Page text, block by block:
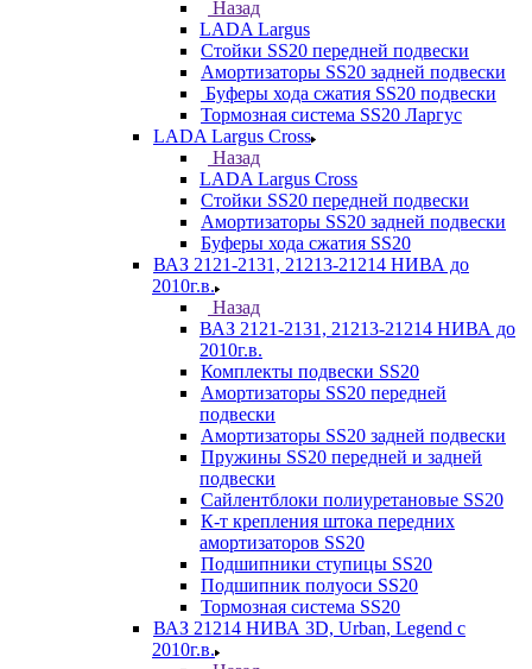
Назад
LADA Largus
Стойки SS20 передней подвески
Амортизаторы SS20 задней подвески
Буферы хода сжатия SS20 подвески
Тормозная система SS20 Ларгус
LADA Largus Cross
Назад
LADA Largus Cross
Стойки SS20 передней подвески
Амортизаторы SS20 задней подвески
Буферы хода сжатия SS20
ВАЗ 2121-2131, 21213-21214 НИВА до
2010г.в.
Назад
ВАЗ 2121-2131, 21213-21214 НИВА до
2010г.в.
Комплекты подвески SS20
Амортизаторы SS20 передней
подвески
Амортизаторы SS20 задней подвески
Пружины SS20 передней и задней
подвески
Сайлентблоки полиуретановые SS20
К-т крепления штока передних
амортизаторов SS20
Подшипники ступицы SS20
Подшипник полуоси SS20
Тормозная система SS20
ВАЗ 21214 НИВА 3D, Urban, Legend c
2010г.в.